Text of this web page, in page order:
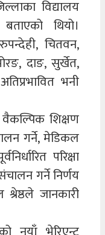
विद्यालय
थियो।
चितवन,
दाङ, सुर्खेत,
भनी
शिक्षण
गर्ने, मेडिकल
परिक्षा
गर्ने निर्णय
श्रेष्ठले जानकारी